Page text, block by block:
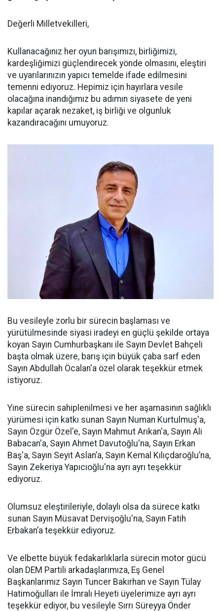
Değerli Milletvekilleri,
Kullanacağınız her oyun barışımızı, birliğimizi,
kardeşliğimizi güçlendirecek yönde olmasını, eleştiri
ve uyarılarınızın yapıcı temelde ifade edilmesini
temenni ediyoruz. Hepimiz için hayırlara vesile
olacağına inandığımız bu adımın siyasete de yeni
kapılar açarak nezaket, iş birliği ve olgunluk
kazandıracağını umuyoruz.
Bu vesileyle zorlu bir sürecin başlaması ve
yürütülmesinde siyasi iradeyi en güçlü şekilde ortaya
koyan Sayın Cumhurbaşkanı ile Sayın Devlet Bahçeli
başta olmak üzere, barış için büyük çaba sarf eden
Sayın Abdullah Öcalan'a özel olarak teşekkür etmek
istiyoruz.
Yine sürecin sahiplenilmesi ve her aşamasının sağlıklı
yürümesi için katkı sunan Sayın Numan Kurtulmuş'a,
Sayın Özgür Özel'e, Sayın Mahmut Arıkan'a, Sayın Ali
Babacan'a, Sayın Ahmet Davutoğlu'na, Sayın Erkan
Baş'a, Sayın Seyit Aslan’a, Sayın Kemal Kılıçdaroğlu’na,
Sayın Zekeriya Yapıcıoğlu'na ayrı ayrı teşekkür
ediyoruz.
Olumsuz eleştirileriyle, dolaylı olsa da sürece katkı
sunan Sayın Müsavat Dervişoğlu'na, Sayın Fatih
Erbakan’a teşekkür ediyoruz.
Ve elbette büyük fedakarlıklarla sürecin motor gücü
olan DEM Partili arkadaşlarımıza, Eş Genel
Başkanlarımız Sayın Tuncer Bakırhan ve Sayın Tülay
Hatimoğulları ile İmralı Heyeti üyelerimize ayrı ayrı
teşekkür ediyor, bu vesileyle Sırrı Süreyya Önder